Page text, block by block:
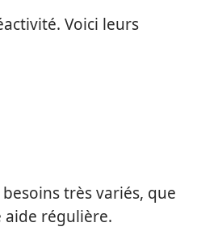
Voici leurs
très variés, que
aide régulière.